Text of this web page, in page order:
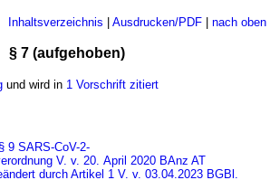
Inhaltsverzeichnis | Ausdrucken/PDF| nach oben
§ 7 (aufgehoben)
und wird in 1 Vorschrift zitiert
§ 9 SARS-CoV-2-
V. v. 20. April 2020 BAnz AT
durch Artikel 1 V. v. 03.04.2023 BGBl.